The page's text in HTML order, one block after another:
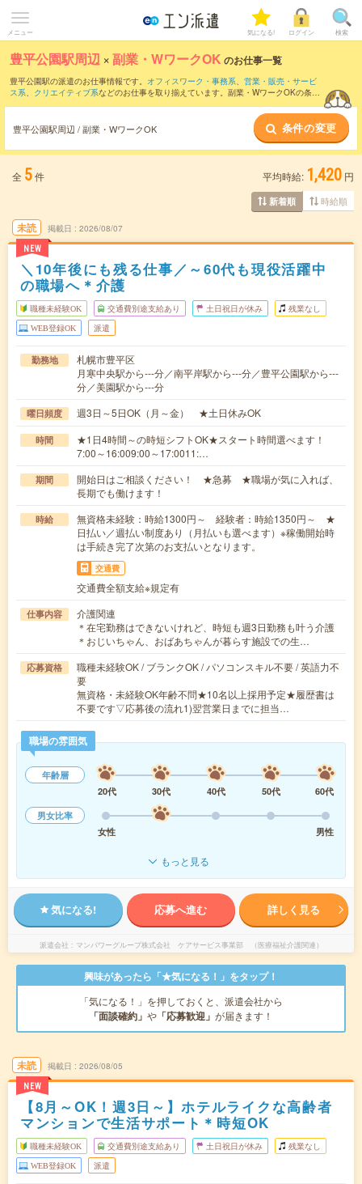
メニュー 気になる! ログイン 検索
豊平公園駅周辺 ×副業・WワークOK のお仕事一覧
豊平公園駅の派遣のお仕事情報です。 オフィスワーク・事務系、 営業・販売・サービ
ス系、 クリエイティブ系などのお仕事を取り揃えています。副業・WワークOKの条件
豊平公園駅周辺 / 副業・WワークOK 条件の変更
全 5件 平均時給: 1,420 円
新着順 時給順
未読
NEW
掲載日 2026/08/07
＼10年後にも残る仕事／～60代も現役活躍中
の職場へ＊介護
職種未経験OK 交通費別途支給あり 土日祝日が休み 残業なし
WEB登録OK 派遣
勤務地
札幌市豊平区
月寒中央駅から---分／南平岸駅から---分／豊平公園駅から---
分／美園駅から---分
曜日頻度 週3日～5日OK（月～金） ★土日休みOK
時間
★1日4時間～の時短シフトOK★スタート時間選べます！
7:00～16:009:00～17:0011:…
期間
開始日はご相談ください！ ★急募 ★職場が気に入れば、
長期でも働けます！
時給
無資格未経験：時給1300円～ 経験者：時給1350円～ ★
日払い／週払い制度あり（月払いも選べます）※稼働開始時
は手続き完了次第のお支払いとなります。
交通費
交通費全額支給※規定有
仕事内容
介護関連
＊在宅勤務はできないけれど、時短も週3日勤務も叶う介護
＊おじいちゃん、おばあちゃんが暮らす施設での生…
応募資格
職種未経験OK / ブランクOK / パソコンスキル不要 / 英語力不
要
無資格・未経験OK年齢不問★10名以上採用予定★履歴書は
不要です▽応募後の流れ1)翌営業日までに担当…
職場の雰囲気
年齢層
20代
30代 40代 50代
60代
男女比率
女性
男性
もっと見る
気になる! 応募へ進む 詳しく見る
派遣会社 マンパワーグループ株式会社 ケアサービス事業部 （医療福祉介護関連）
興味があったら「★気になる！」をタップ！
「気になる！」を押しておくと、派遣会社から
「面談確約」 や 「応募歓迎」 が届きます！
未読
NEW
掲載日 2026/08/05
【8月～OK！週3日～】ホテルライクな高齢者
マンションで生活サポート＊時短OK
職種未経験OK 交通費別途支給あり 土日祝日が休み 残業なし
WEB登録OK 派遣